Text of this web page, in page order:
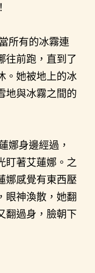
所有的冰霧連
往前跑，直到了
。她被地上的冰
地與冰霧之間的
娜身邊經過，
盯著艾蓮娜。之
娜感覺有東西壓
眼神渙散，她翻
翻過身，臉朝下